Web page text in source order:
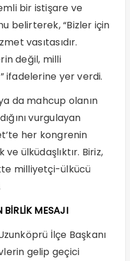
bir istişare ve
belirterek, “Bizler için
vasıtasıdır.
değil, milli
ifadelerine yer verdi.
da mahcup olanın
vurgulayan
her kongrenin
ülküdaşlıktır. Biriz,
milliyetçi-ülkücü
BİRLİK MESAJI
İlçe Başkanı
gelip geçici